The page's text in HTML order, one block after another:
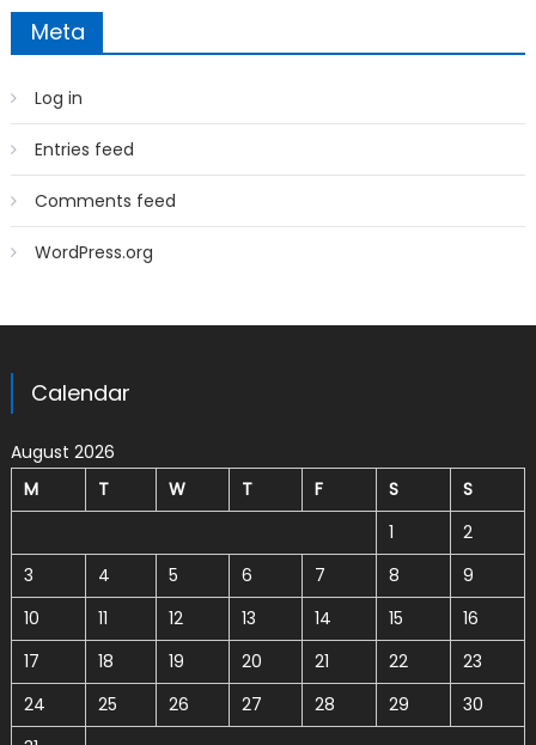
Meta
Log in
Entries feed
Comments feed
WordPress.org
Calendar
August 2026
M
T W T F S
S
1
2
3
4 5 6 7 8
9
10
11 12 13 14 15
16
17
18 19 20 21 22
23
24
25 26 27 28 29
30